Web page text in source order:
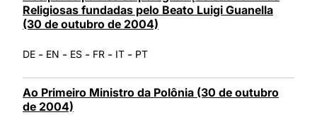
Religiosas fundadas pelo Beato Luigi Guanella
(30 de outubro de 2004)
DE - EN - ES - FR - IT - PT
Ao Primeiro Ministro da Polônia (30 de outubro
de 2004)